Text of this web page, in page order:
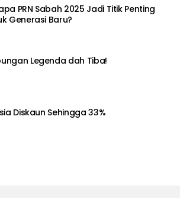
PRN Sabah 2025 Jadi Titik Penting
Generasi Baru?
Legenda dah Tiba!
Diskaun Sehingga 33%